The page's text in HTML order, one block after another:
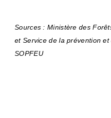
Sources : Ministère des
et Service de la prévention
SOPFEU